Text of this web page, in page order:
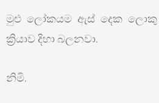
මුළු ලෝකයම ඇස් දෙක ලොකු
ක්‍රියාව දිහා බලනවා.
නිමි.